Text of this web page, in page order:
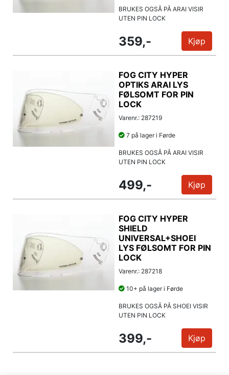
BRUKES OGSÅ PÅ ARAI VISIR
UTEN PIN LOCK
359,- Kjøp
FOG CITY HYPER
OPTIKS ARAI LYS
FØLSOMT FOR PIN
LOCK
Varenr.: 287219
7 på lager i Førde
BRUKES OGSÅ PÅ ARAI VISIR
UTEN PIN LOCK
499,- Kjøp
FOG CITY HYPER
SHIELD
UNIVERSAL+SHOEI
LYS FØLSOMT FOR PIN
LOCK
Varenr.: 287218
10+ på lager i Førde
BRUKES OGSÅ PÅ SHOEI VISIR
UTEN PIN LOCK
399,- Kjøp